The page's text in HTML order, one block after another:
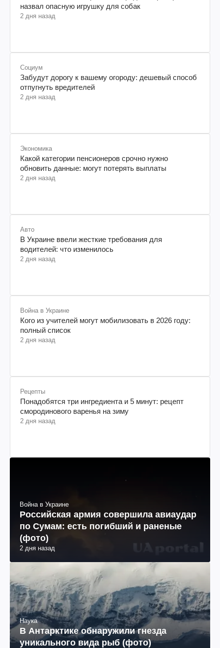
назвал опасную игрушку для собак
2 дня назад
Социум
Забудут дорогу к вашему огороду: дешевый способ
отпугнуть вредителей
2 дня назад
Экономика
Какой категории пенсионеров срочно нужно
обновить данные: могут потерять выплаты
2 дня назад
Авто
В Украине ввели жесткие требования для
водителей: что изменилось
2 дня назад
Война в Украине
Кого из учителей могут мобилизовать в 2026 году:
полный список
2 дня назад
Рецепты
Понадобятся три ингредиента и 5 минут: рецепт
смородинового варенья на зиму
2 дня назад
Война в Украине
Российская армия совершила авиаудар
по Сумам: есть погибший и раненые
(фото)
2 дня назад
Наука
В Антарктике обнаружили гнезда
уникального вида рыб (фото)